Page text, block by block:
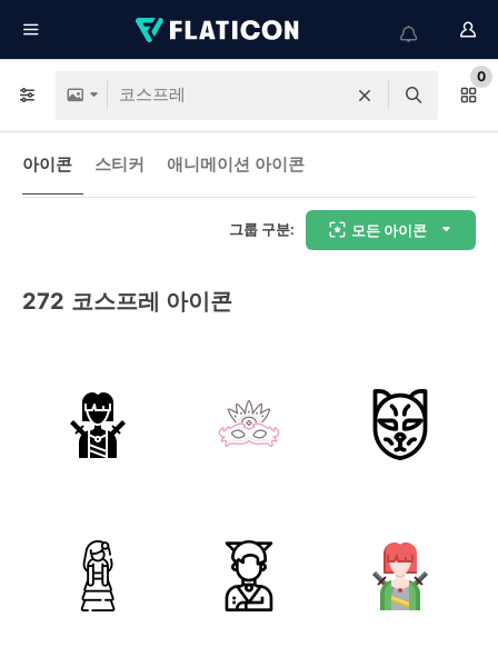
0
아이콘 스티커 애니메이션 아이콘
그룹 구분: 모든 아이콘
272 코스프레 아이콘